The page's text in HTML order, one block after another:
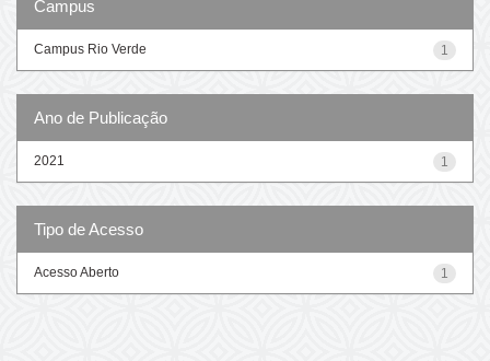
Campus
1
Campus Rio Verde
Ano de Publicação
1
2021
Tipo de Acesso
1
Acesso Aberto